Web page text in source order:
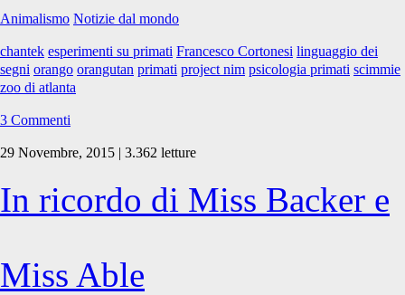
Animalismo Notizie dal mondo
chantek esperimenti su primati Francesco Cortonesi linguaggio dei
segni orango orangutan primati project nim psicologia primati scimmie
zoo di atlanta
3 Commenti
29 Novembre, 2015 | 3.362 letture
In ricordo di Miss Backer e
Miss Able